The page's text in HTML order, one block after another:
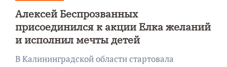
Алексей Беспрозванных
присоединился к акции Елка желаний
и исполнил мечты детей
В Калининградской области стартовала